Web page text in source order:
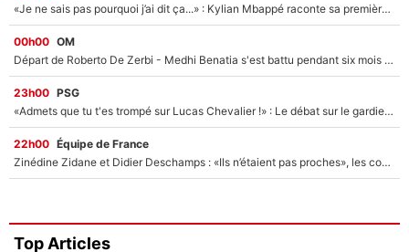
«Je ne sais pas pourquoi j’ai dit ça...» : Kylian Mbappé raconte sa première rencontre avec Zinédine Zidane (et c’est très drôle)
00h00 OM
Départ de Roberto De Zerbi - Medhi Benatia s'est battu pendant six mois pour le retenir à l'OM, le PSG a été le naufrage de trop : «Je pars avec toi»
23h00 PSG
«Admets que tu t'es trompé sur Lucas Chevalier !» : Le débat sur le gardien du PSG vire au clash à l'After Foot
22h00 Équipe de France
Zinédine Zidane et Didier Deschamps : «Ils n’étaient pas proches», les confidences d’un membre de l’équipe de France 1998 sur leur relation spéciale
Top Articles